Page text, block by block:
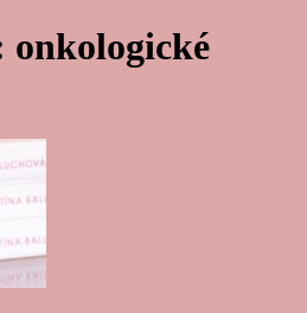
onkologické